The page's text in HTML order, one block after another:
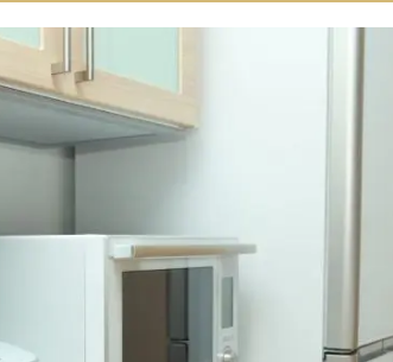
ると使いにくく、大きすぎると設置スペースに
の平均的な容量と寸法をご紹介します。